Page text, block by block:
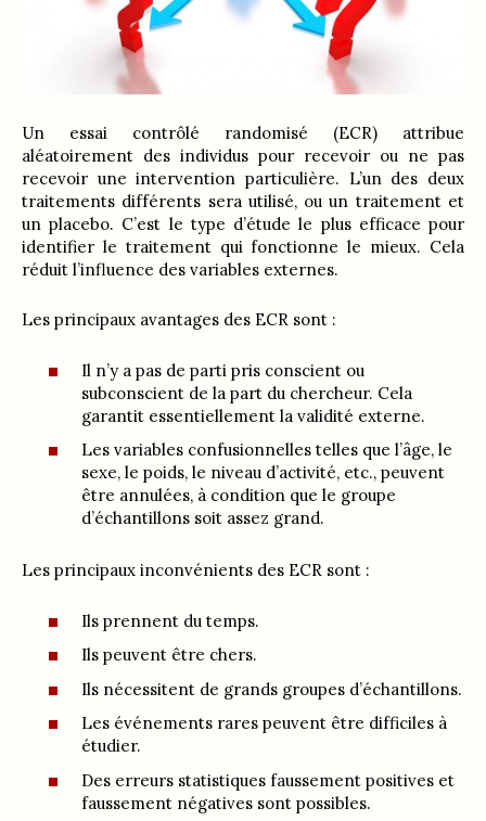
Un essai contrôlé randomisé (ECR) attribue
aléatoirement des individus pour recevoir ou ne pas
recevoir une intervention particulière. L’un des deux
traitements différents sera utilisé, ou un traitement et
un placebo. C’est le type d’étude le plus efficace pour
identifier le traitement qui fonctionne le mieux. Cela
réduit l’influence des variables externes.
Les principaux avantages des ECR sont :
Il n’y a pas de parti pris conscient ou
subconscient de la part du chercheur. Cela
garantit essentiellement la validité externe.
Les variables confusionnelles telles que l’âge, le
sexe, le poids, le niveau d’activité, etc., peuvent
être annulées, à condition que le groupe
d’échantillons soit assez grand.
Les principaux inconvénients des ECR sont :
Ils prennent du temps.
Ils peuvent être chers.
Ils nécessitent de grands groupes d’échantillons.
Les événements rares peuvent être difficiles à
étudier.
Des erreurs statistiques faussement positives et
faussement négatives sont possibles.